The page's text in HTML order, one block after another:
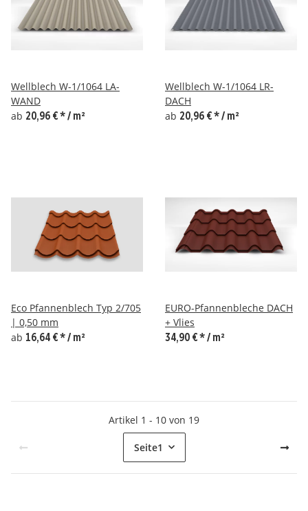
Wellblech W-1/1064 LA-
WAND
ab 20,96 €*/ m²
Wellblech W-1/1064 LR-
DACH
ab 20,96 €*/ m²
Eco Pfannenblech Typ 2/705
| 0,50 mm
ab 16,64 €*/ m²
EURO-Pfannenbleche DACH
+ Vlies
34,90 €*/ m²
Artikel 1 - 10 von 19
Seite1